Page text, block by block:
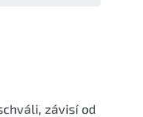
závisí od